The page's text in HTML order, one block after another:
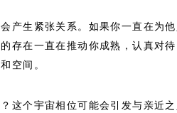
产生紧张关系。如果你一直在为
存在一直在推动你成熟，认真对
空间。
这个宇宙相位可能会引发与亲近